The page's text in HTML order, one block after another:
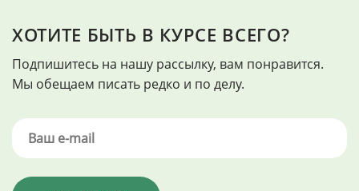
ХОТИТЕ БЫТЬ В КУРСЕ ВСЕГО?
Подпишитесь на нашу рассылку, вам понравится.
Мы обещаем писать редко и по делу.